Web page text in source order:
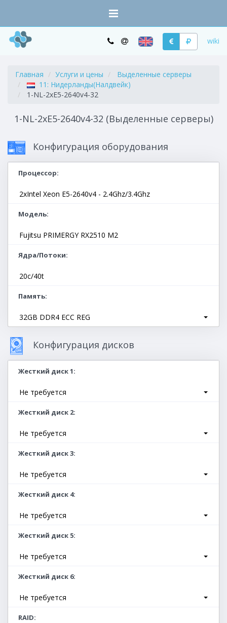
wiki
Главная Услуги и цены
Выделенные серверы
11: Нидерланды(Налдвейк)
1-NL-2xE5-2640v4-32
1-NL-2xE5-2640v4-32 (Выделенные серверы)
Конфигурация оборудования
Процессор
2xIntel Xeon E5-2640v4 - 2.4Ghz/3.4Ghz
Модель
Fujitsu PRIMERGY RX2510 M2
Ядра/Потоки
20c/40t
Память
32GB DDR4 ECC REG
Конфигурация дисков
Жесткий диск 1
Не требуется
Жесткий диск 2
Не требуется
Жесткий диск 3
Не требуется
Жесткий диск 4
Не требуется
Жесткий диск 5
Не требуется
Жесткий диск 6
Не требуется
RAID